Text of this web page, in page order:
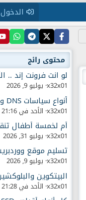
الدخول
محتوى رائج
x32x01 يوليو 9, 2026
x32x01 الأحد في 21:16
x32x01 يوليو 31, 2026
x32x01 يوليو 9, 2026
x32x01 الأحد في 21:28